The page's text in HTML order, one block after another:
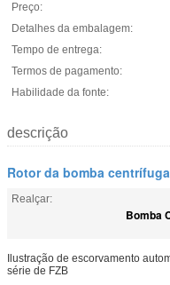
Preço:
Detalhes da embalagem:
Tempo de entrega:
Termos de pagamento:
Habilidade da fonte:
descrição
Rotor da bomba centrífuga
Realçar:
Bomba
Ilustração de escorvamento
série de FZB